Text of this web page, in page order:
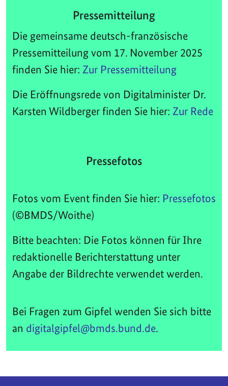
Pressemitteilung
Die gemeinsame deutsch-französische
Pressemitteilung vom 17. November 2025
finden Sie hier: Zur Pressemitteilung
Die Eröffnungsrede von Digitalminister Dr.
Karsten Wildberger finden Sie hier: Zur Rede
Pressefotos
Fotos vom Event finden Sie hier: Pressefotos
(©BMDS/Woithe)
Bitte beachten: Die Fotos können für Ihre
redaktionelle Berichterstattung unter
Angabe der Bildrechte verwendet werden.
Bei Fragen zum Gipfel wenden Sie sich bitte
an digitalgipfel@bmds.bund.de.